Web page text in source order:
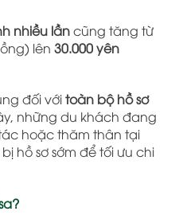
nhiều lầncũng tăng từ
lên 30.000 yên
đối vớitoàn bộ hồ sơ
những du khách đang
hoặc thăm thân tại
hồ sơ sớm để tối ưu chi